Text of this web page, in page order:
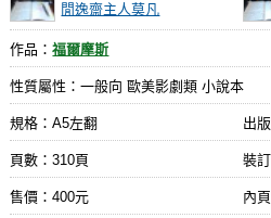
閒逸齋主人莫凡
作品：福爾摩斯
性質屬性：一般向 歐美影劇類 小說本
規格：A5左翻 出
頁數：310頁 裝
售價：400元 內